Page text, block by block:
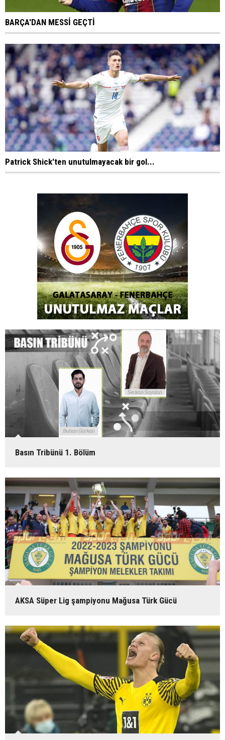
BARÇA'DAN MESSİ GEÇTİ
Patrick Shick'ten unutulmayacak bir gol...
Basın Tribünü 1. Bölüm
AKSA Süper Lig şampiyonu Mağusa Türk Gücü